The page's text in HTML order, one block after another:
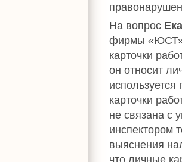
На вопрос
фирмы «ЮСТ»,
карточки
он относит
карточки
не связана с
инспектором
выяснения
что личные